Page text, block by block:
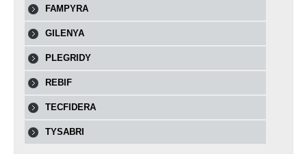
FAMPYRA
GILENYA
PLEGRIDY
REBIF
TECFIDERA
TYSABRI